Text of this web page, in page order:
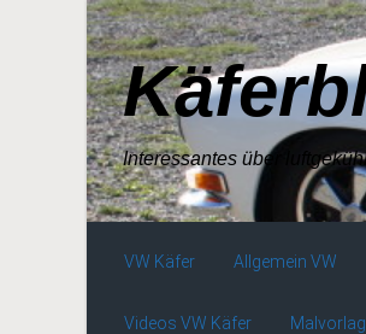
Zum Hauptinhalt springen
Interessantes über
VW Käfer Allgemein VW
Videos VW Käfer